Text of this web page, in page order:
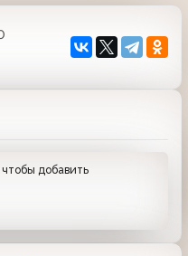
, чтобы добавить